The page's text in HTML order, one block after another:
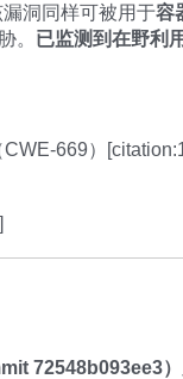
洞同样可被用于容
。 已监测到在野利
CWE-669）
72548b093ee3